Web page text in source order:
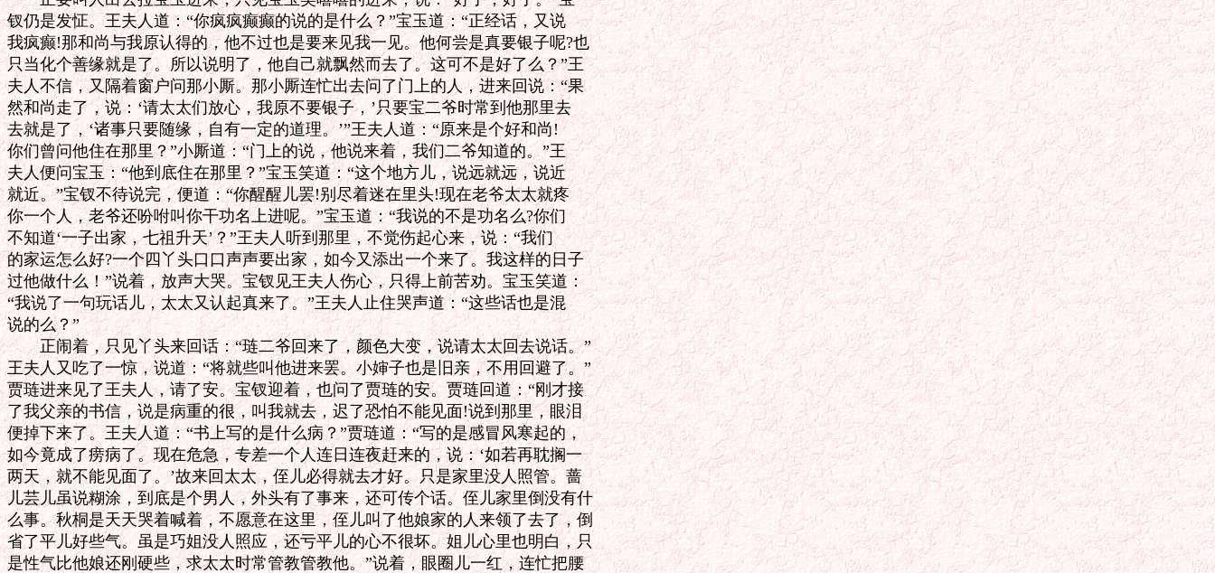
钗仍是发怔。王夫人道：“你疯疯癫癫的说的是什么？”宝玉道：“正经话，又说
我疯癫!那和尚与我原认得的，他不过也是要来见我一见。他何尝是真要银子呢?也
只当化个善缘就是了。所以说明了，他自己就飘然而去了。这可不是好了么？”王
夫人不信，又隔着窗户问那小厮。那小厮连忙出去问了门上的人，进来回说：“果
然和尚走了，说：‘请太太们放心，我原不要银子，’只要宝二爷时常到他那里去
去就是了，‘诸事只要随缘，自有一定的道理。’”王夫人道：“原来是个好和尚!
你们曾问他住在那里？”小厮道：“门上的说，他说来着，我们二爷知道的。”王
夫人便问宝玉：“他到底住在那里？”宝玉笑道：“这个地方儿，说远就远，说近
就近。”宝钗不待说完，便道：“你醒醒儿罢!别尽着迷在里头!现在老爷太太就疼
你一个人，老爷还吩咐叫你干功名上进呢。”宝玉道：“我说的不是功名么?你们
不知道‘一子出家，七祖升天’？”王夫人听到那里，不觉伤起心来，说：“我们
的家运怎么好?一个四丫头口口声声要出家，如今又添出一个来了。我这样的日子
过他做什么！”说着，放声大哭。宝钗见王夫人伤心，只得上前苦劝。宝玉笑道：
“我说了一句玩话儿，太太又认起真来了。”王夫人止住哭声道：“这些话也是混
说的么？”
正闹着，只见丫头来回话：“琏二爷回来了，颜色大变，说请太太回去说话。”
王夫人又吃了一惊，说道：“将就些叫他进来罢。小婶子也是旧亲，不用回避了。”
贾琏进来见了王夫人，请了安。宝钗迎着，也问了贾琏的安。贾琏回道：“刚才接
了我父亲的书信，说是病重的很，叫我就去，迟了恐怕不能见面!说到那里，眼泪
便掉下来了。王夫人道：“书上写的是什么病？”贾琏道：“写的是感冒风寒起的，
如今竟成了痨病了。现在危急，专差一个人连日连夜赶来的，说：‘如若再耽搁一
两天，就不能见面了。’故来回太太，侄儿必得就去才好。只是家里没人照管。蔷
儿芸儿虽说糊涂，到底是个男人，外头有了事来，还可传个话。侄儿家里倒没有什
么事。秋桐是天天哭着喊着，不愿意在这里，侄儿叫了他娘家的人来领了去了，倒
省了平儿好些气。虽是巧姐没人照应，还亏平儿的心不很坏。姐儿心里也明白，只
是性气比他娘还刚硬些，求太太时常管教管教他。”说着，眼圈儿一红，连忙把腰